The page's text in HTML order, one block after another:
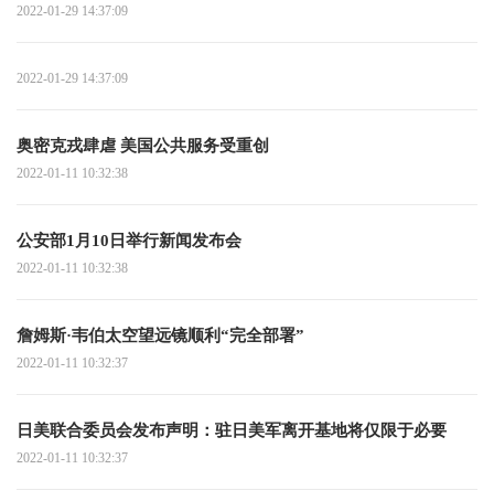
2022-01-29 14:37:09
2022-01-29 14:37:09
奥密克戎肆虐 美国公共服务受重创
2022-01-11 10:32:38
公安部1月10日举行新闻发布会
2022-01-11 10:32:38
詹姆斯·韦伯太空望远镜顺利“完全部署”
2022-01-11 10:32:37
日美联合委员会发布声明：驻日美军离开基地将仅限于必要
2022-01-11 10:32:37